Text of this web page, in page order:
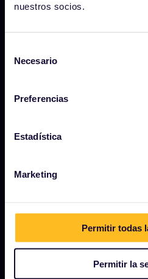
nuestros socios.
Necesario
Preferencias
Estadística
Marketing
Permitir todas
Permitir la
Sala de prensa
Cómo usar su pase
Comunidad
Turismo sostenible